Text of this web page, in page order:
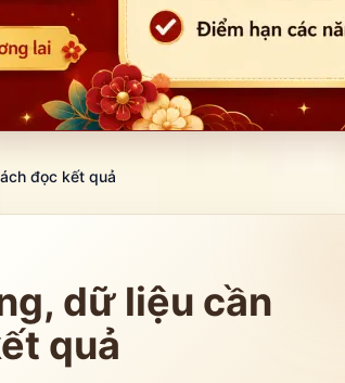
đọc kết quả
dữ liệu cần
quả